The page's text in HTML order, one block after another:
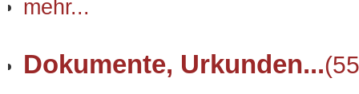
mehr...
Dokumente, Urkunden...